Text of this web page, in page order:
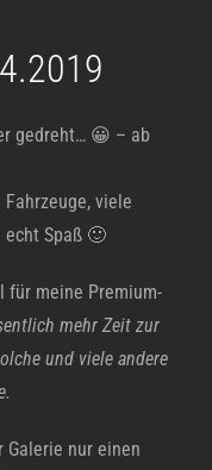
gedreht… 😀 – ab
viele
echt Spaß 🙂
für meine Premium-
mehr Zeit zur
und viele andere
nur einen